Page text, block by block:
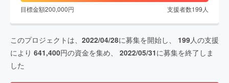
目標金額200,000円 支援者数199 人
このプロジェクトは、 2022/04/28に募集を開始し、 199人の支援
により 641,400円の資金を集め、 2022/05/31に募集を終了しま
した